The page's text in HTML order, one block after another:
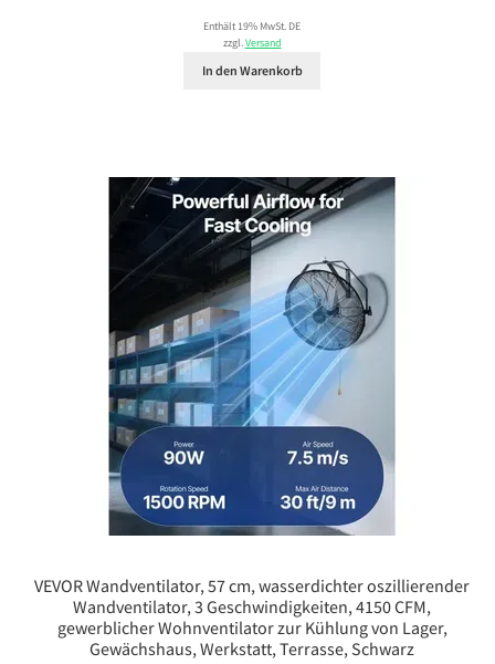
Enthält 19% MwSt. DE
zzgl.Versand
In den Warenkorb
VEVOR Wandventilator, 57 cm, wasserdichter oszillierender
Wandventilator, 3 Geschwindigkeiten, 4150 CFM,
gewerblicher Wohnventilator zur Kühlung von Lager,
Gewächshaus, Werkstatt, Terrasse, Schwarz